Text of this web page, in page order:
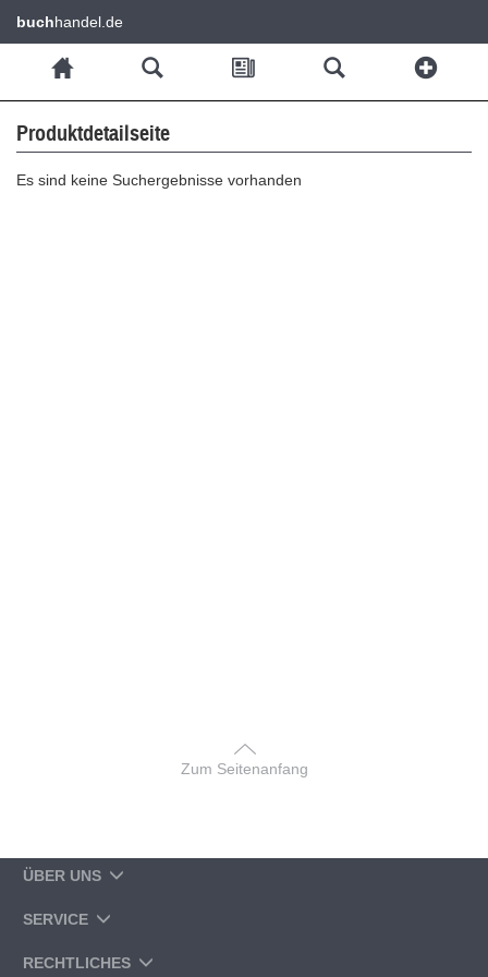
buchhandel.de
Produktdetailseite
Es sind keine Suchergebnisse vorhanden
Zum Seitenanfang
ÜBER UNS
SERVICE
RECHTLICHES